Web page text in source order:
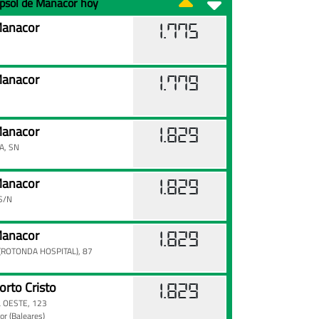
1.775
1.779
SN
1.829
N
1.829
HOSPITAL), 87
1.829
Cristo
OESTE, 123
(Baleares)
1.829